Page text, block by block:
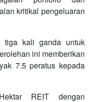
kritikal pengeluaran
tiga kali ganda untuk
ini memberikan
7.5 peratus kepada
REIT dengan